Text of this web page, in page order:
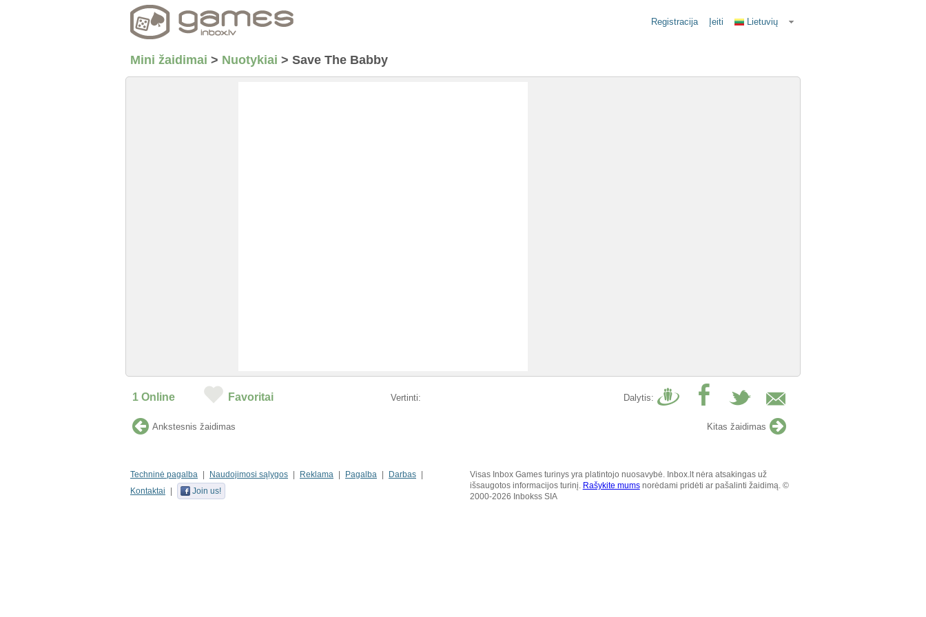
Registracija Įeiti Lietuvių
Mini žaidimai > Nuotykiai > Save The Babby
1 Online Favoritai Vertinti: Dalytis:
Ankstesnis žaidimas Kitas žaidimas
Techninė pagalba Naudojimosi sąlygos Reklama Pagalba
Darbas
Kontaktai
Join us!
Visas Inbox Games turinys yra platintojo nuosavybė. Inbox.lt nėra atsakingas už
išsaugotos informacijos turinį. Rašykite mumsnorėdami pridėti ar pašalinti žaidimą. ©
2000-2026 Inbokss SIA